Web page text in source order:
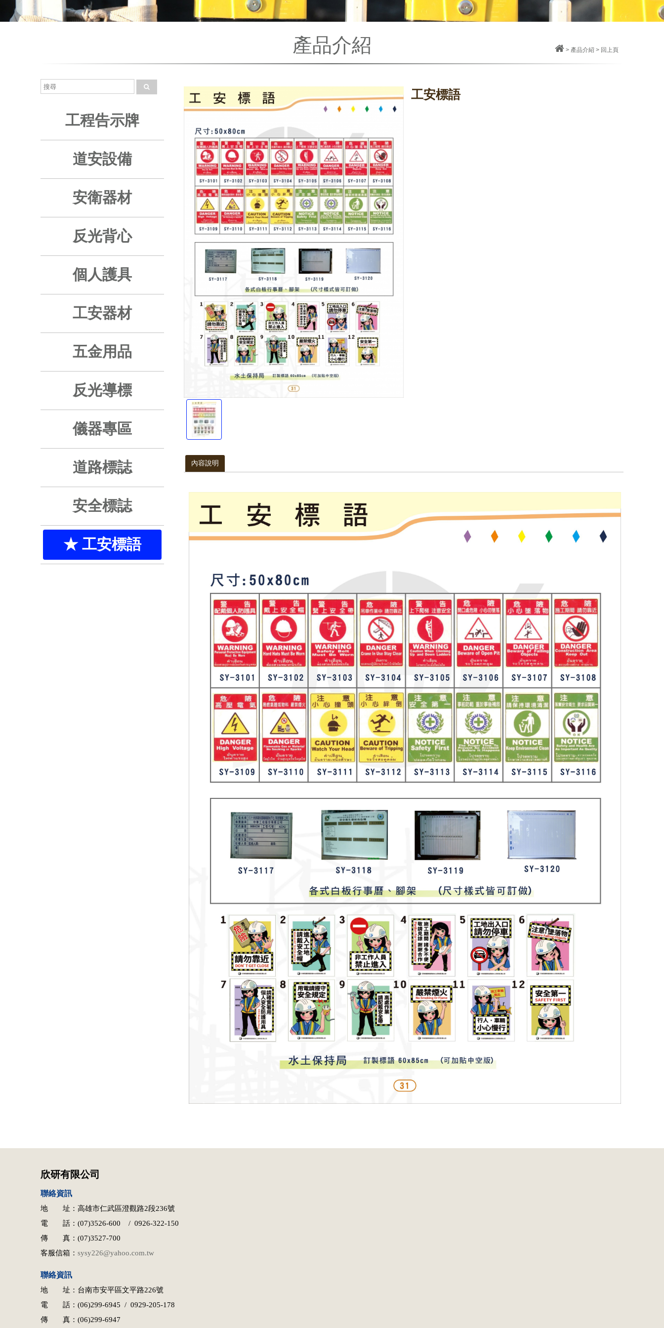
產品介紹 > 產品介紹 > 回上頁
工程告示牌
道安設備
安衛器材
反光背心
個人護具
工安器材
五金用品
反光導標
儀器專區
道路標誌
安全標誌
工安標語
工安標語
內容說明
欣研有限公司
聯絡資訊
地 址：高雄市仁武區澄觀路2段236號
電 話：(07)3526-600 / 0926-322-150
傳 真：(07)3527-700
客服信箱： sysy226@yahoo.com.tw
聯絡資訊
地 址：台南市安平區文平路226號
電 話：(06)299-6945 / 0929-205-178
傳 真：(06)299-6947